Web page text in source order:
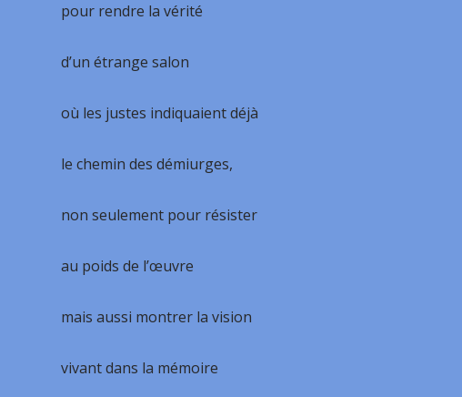
pour rendre la vérité
d’un étrange salon
où les justes indiquaient déjà
le chemin des démiurges,
non seulement pour résister
au poids de l’œuvre
mais aussi montrer la vision
vivant dans la mémoire